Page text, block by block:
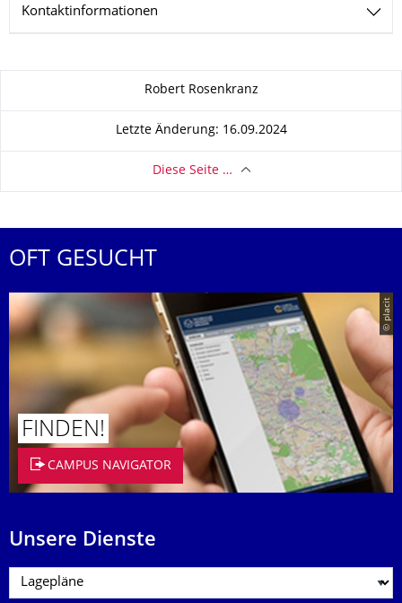
Kontaktinformationen
Robert Rosenkranz
Letzte Änderung: 16.09.2024
Diese Seite …
OFT GESUCHT
© placit
FINDEN!
CAMPUS NAVIGATOR
Unsere Dienste